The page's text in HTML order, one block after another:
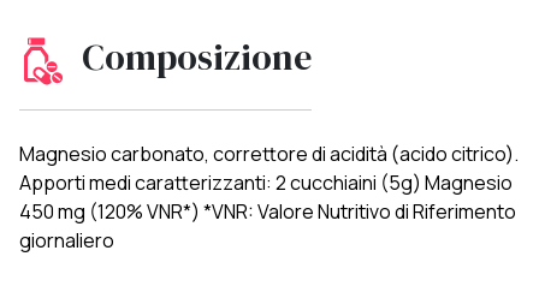
Composizione
Magnesio carbonato, correttore di acidità (acido citrico).
Apporti medi caratterizzanti: 2 cucchiaini (5g) Magnesio
450 mg (120% VNR*) *VNR: Valore Nutritivo di Riferimento
giornaliero